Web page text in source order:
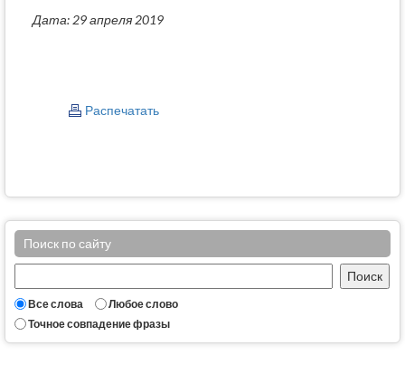
Дата: 29 апреля 2019
Распечатать
Поиск по сайту
Все слова
Любое слово
Точное совпадение фразы